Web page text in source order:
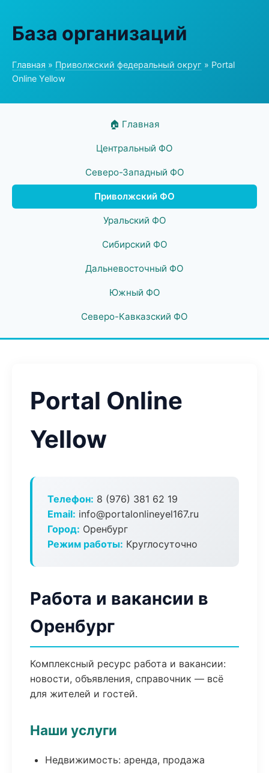
База организаций
Главная » Приволжский федеральный округ » Portal
Online Yellow
🏠 Главная
Центральный ФО
Северо-Западный ФО
Приволжский ФО
Уральский ФО
Сибирский ФО
Дальневосточный ФО
Южный ФО
Северо-Кавказский ФО
Portal Online
Yellow
Телефон: 8 (976) 381 62 19
Email: info@portalonlineyel167.ru
Город: Оренбург
Режим работы: Круглосуточно
Работа и вакансии в
Оренбург
Комплексный ресурс работа и вакансии:
новости, объявления, справочник — всё
для жителей и гостей.
Наши услуги
Недвижимость: аренда, продажа